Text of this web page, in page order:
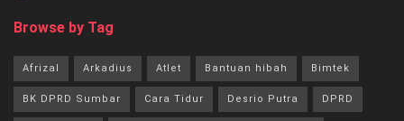
Browse by Tag
Afrizal Arkadius Atlet Bantuan hibah Bimtek
BK DPRD Sumbar Cara Tidur Desrio Putra DPRD